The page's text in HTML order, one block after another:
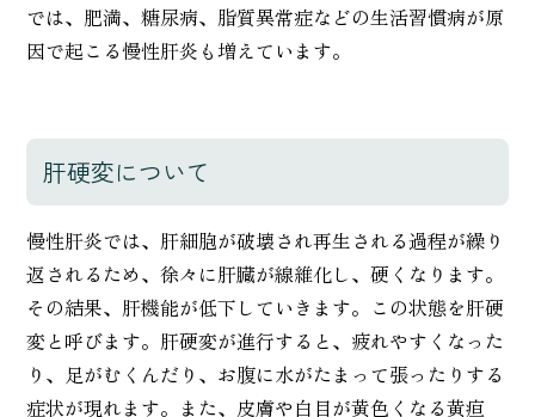
では、肥満、糖尿病、脂質異常症などの生活習慣病が原
因で起こる慢性肝炎も増えています。
肝硬変について
慢性肝炎では、肝細胞が破壊され再生される過程が繰り
返されるため、徐々に肝臓が線維化し、硬くなります。
その結果、肝機能が低下していきます。この状態を肝硬
変と呼びます。肝硬変が進行すると、疲れやすくなった
り、足がむくんだり、お腹に水がたまって張ったりする
症状が現れます。また、皮膚や白目が黄色くなる黄疸